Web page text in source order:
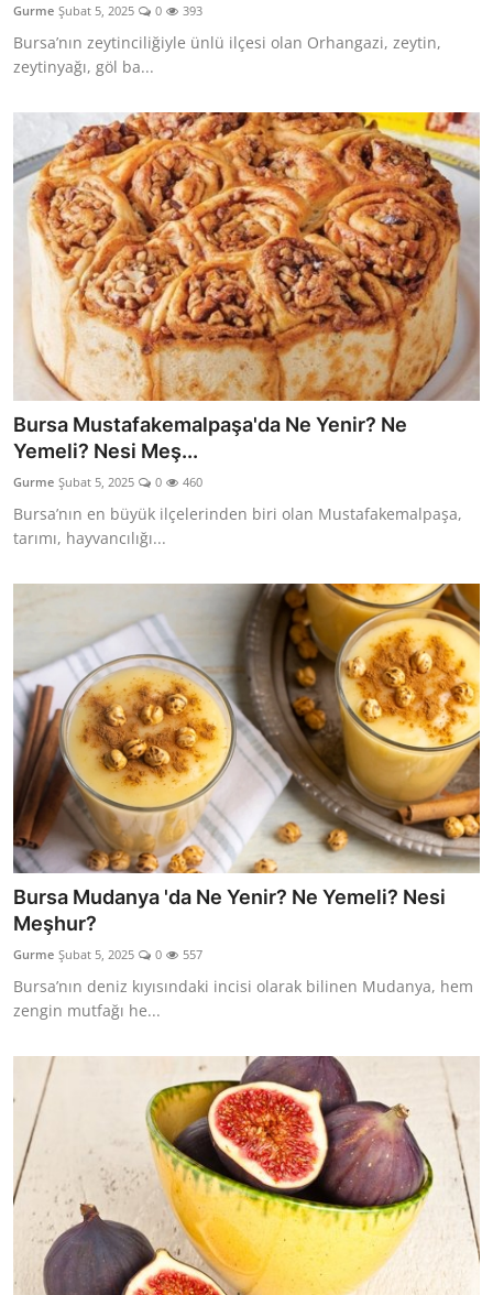
Anne & Bebek Beslenmesi
Mutfak Sırları & Teknikler
Gıda Sözlüğü & Nedir?
Yemek Tarifleri & Menüler
Gurme Şubat 5, 2025 0 393
Bursa’nın zeytinciliğiyle ünlü ilçesi olan Orhangazi, zeytin,
zeytinyağı, göl ba...
Bursa Mustafakemalpaşa'da Ne Yenir? Ne
Yemeli? Nesi Meş...
Gurme Şubat 5, 2025 0 460
Bursa’nın en büyük ilçelerinden biri olan Mustafakemalpaşa,
tarımı, hayvancılığı...
Bursa Mudanya 'da Ne Yenir? Ne Yemeli? Nesi
Meşhur?
Gurme Şubat 5, 2025 0 557
Bursa’nın deniz kıyısındaki incisi olarak bilinen Mudanya, hem
zengin mutfağı he...